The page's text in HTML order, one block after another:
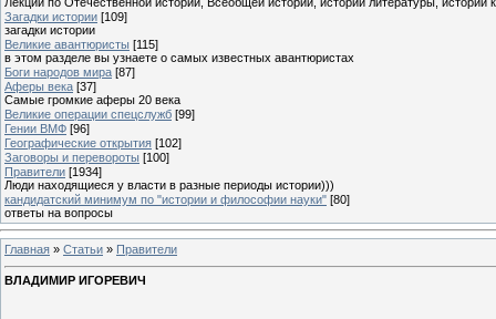
Загадки истории [109]
загадки истории
Великие авантюристы [115]
в этом разделе вы узнаете о самых известных авантюристах
Боги народов мира [87]
Аферы века [37]
Самые громкие аферы 20 века
Великие операции спецслужб [99]
Гении ВМФ [96]
Географические открытия [102]
Заговоры и перевороты [100]
Правители [1934]
Люди находящиеся у власти в разные периоды истории)))
кандидатский минимум по "истории и философии науки" [80]
ответы на вопросы
Главная » Статьи » Правители
ВЛАДИМИР ИГОРЕВИЧ